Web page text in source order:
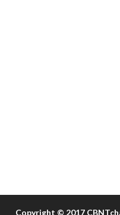
Copyright © 2017